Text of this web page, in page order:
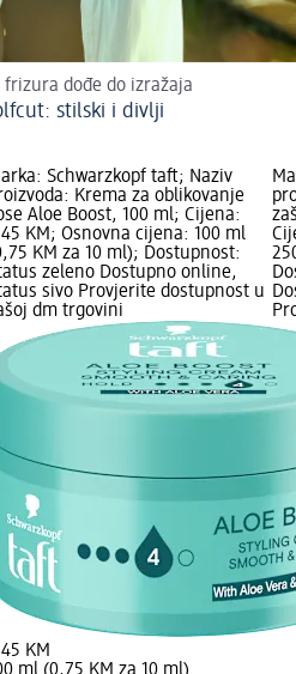
dođe do izražaja
stilski i divlji
Schwarzkopf taft; Naziv
Krema za oblikovanje
Aloe Boost, 100 ml; Cijena:
KM; Osnovna cijena: 100 ml
KM za 10 ml); Dostupnost:
zeleno Dostupno online,
sivo Provjerite dostupnost u
dm trgovini
KM